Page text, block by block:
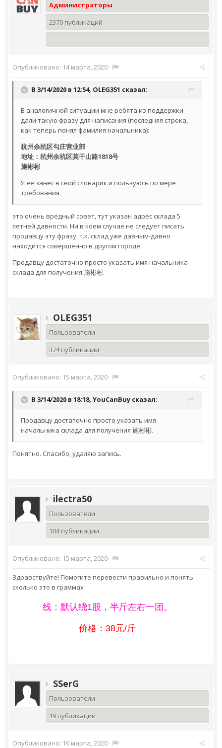
Администраторы
2370 публикаций
Опубликовано: 14 марта, 2020 ·
В 3/14/2020 в 12:54, OLEG351 сказал:
В аналогичной ситуации мне ребята из поддержки
дали такую фразу для написания (последняя строка,
как теперь понял фамилия начальника):
杭州余杭区勾庄营业部
地址：杭州余杭区莫干山路1818号
施彬彬
Я ее занес в свой словарик и пользуюсь по мере
требования.
это очень вредный совет, тут указан адрес склада 5
летней давности. Ни в коем случае не следует писать
продавцу эту фразу, т.к. склад уже давным-давно
находится совершенно в другом городе.
Продавцу достаточно просто указать имя начальника
склада для получения 施彬彬.
OLEG351
Пользователи
374 публикации
Опубликовано: 15 марта, 2020 ·
В 3/14/2020 в 18:18, YouCanBuy сказал:
Продавцу достаточно просто указать имя
начальника склада для получения 施彬彬.
Понятно. Спасибо, удаляю запись.
ilectra50
Пользователи
104 публикации
Опубликовано: 15 марта, 2020 ·
Здравствуйте! Помогите перевести правильно и понять
сколько это в граммах
线：默认绕1股，半斤左右一团。
价格：38元/斤
SSerG
Пользователи
19 публикаций
Опубликовано: 16 марта, 2020 ·